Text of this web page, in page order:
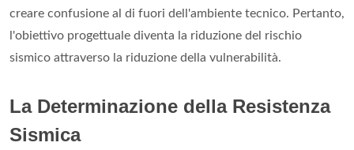
creare confusione al di fuori dell'ambiente tecnico. Pertanto,
l'obiettivo progettuale diventa la riduzione del rischio
sismico attraverso la riduzione della vulnerabilità.
La Determinazione della Resistenza
Sismica